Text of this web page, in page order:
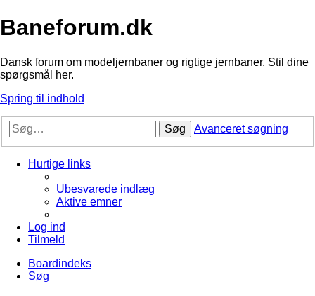
Baneforum.dk
Dansk forum om modeljernbaner og rigtige jernbaner. Stil dine
spørgsmål her.
Spring til indhold
Søg Avanceret søgning
Hurtige links
Ubesvarede indlæg
Aktive emner
Log ind
Tilmeld
Boardindeks
Søg